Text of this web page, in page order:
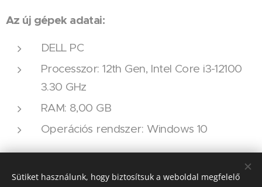
Az új gépek adatai:
DELL PC
Processzor: 12th Gen, Intel Core i3-12100
3.30 GHz
RAM: 8,00 GB
Operációs rendszer: Windows 10
Sütiket használunk, hogy biztosítsuk a weboldal megfelelő